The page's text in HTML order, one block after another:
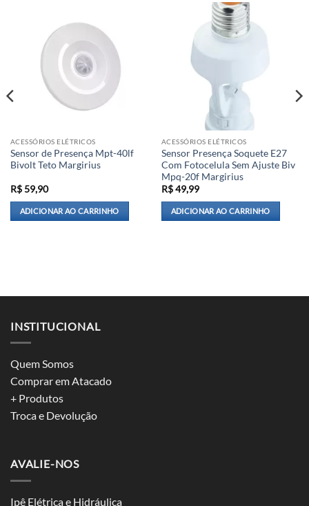
ACESSÓRIOS ELÉTRICOS
Sensor de Presença Mpt-40lf
Bivolt Teto Margirius
R$59,90
ADICIONAR AO CARRINHO
ACESSÓRIOS ELÉTRICOS
Sensor Presença Soquete E27
Com Fotocelula Sem Ajuste Biv
Mpq-20f Margirius
R$49,99
ADICIONAR AO CARRINHO
INSTITUCIONAL
Quem Somos
Comprar em Atacado
+ Produtos
Troca e Devolução
AVALIE-NOS
Ipê Elétrica e Hidráulica